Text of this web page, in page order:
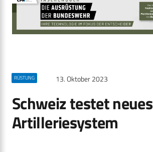
RÜSTUNG 13. Oktober 2023
Schweiz testet neues
Artilleriesystem